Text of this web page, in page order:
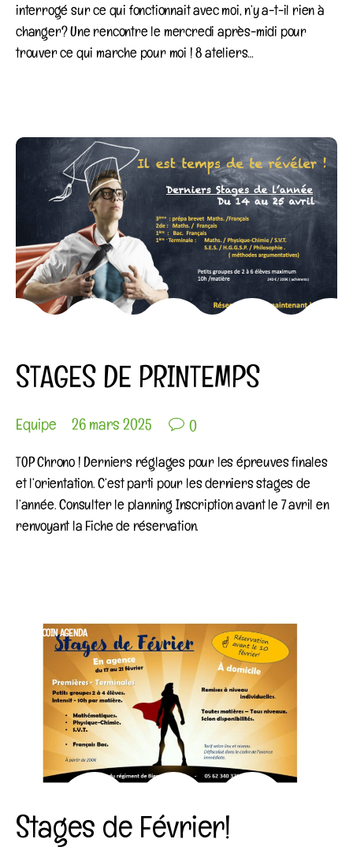
interrogé sur ce qui fonctionnait avec moi, n’y a-t-il rien à
changer? Une rencontre le mercredi après-midi pour
trouver ce qui marche pour moi ! 8 ateliers…
STAGES DE PRINTEMPS
Equipe 26 mars 2025  0
TOP Chrono ! Derniers réglages pour les épreuves finales
et l’orientation. C’est parti pour les derniers stages de
l’année. Consulter le planning Inscription avant le 7 avril en
renvoyant la Fiche de réservation.
Category
COIN AGENDA
Stages de Février!